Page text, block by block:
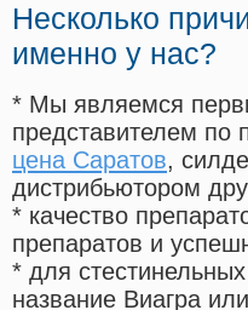
Несколько
именно у нас?
* Мы являемся
представителем по
цена Саратов,
дистрибьютором
* качество
препаратов и
* для
название Виагра